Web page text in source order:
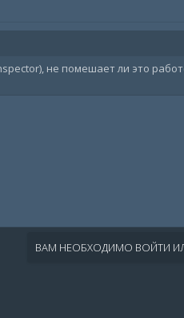
не помешает ли это
ВАМ НЕОБХОДИМО ВОЙТИ